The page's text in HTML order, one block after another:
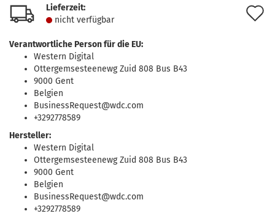
Lieferzeit:
nicht verfügbar
Verantwortliche Person für die EU:
Western Digital
Ottergemsesteenewg Zuid 808 Bus B43
9000 Gent
Belgien
BusinessRequest@wdc.com
+3292778589
Hersteller:
Western Digital
Ottergemsesteenewg Zuid 808 Bus B43
9000 Gent
Belgien
BusinessRequest@wdc.com
+3292778589